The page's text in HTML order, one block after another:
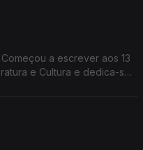
a escrever aos 13
e Cultura e dedica-se